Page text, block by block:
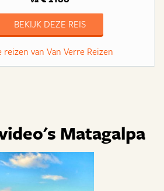
BEKIJK DEZE REIS
reizen van Van Verre Reizen
Matagalpa